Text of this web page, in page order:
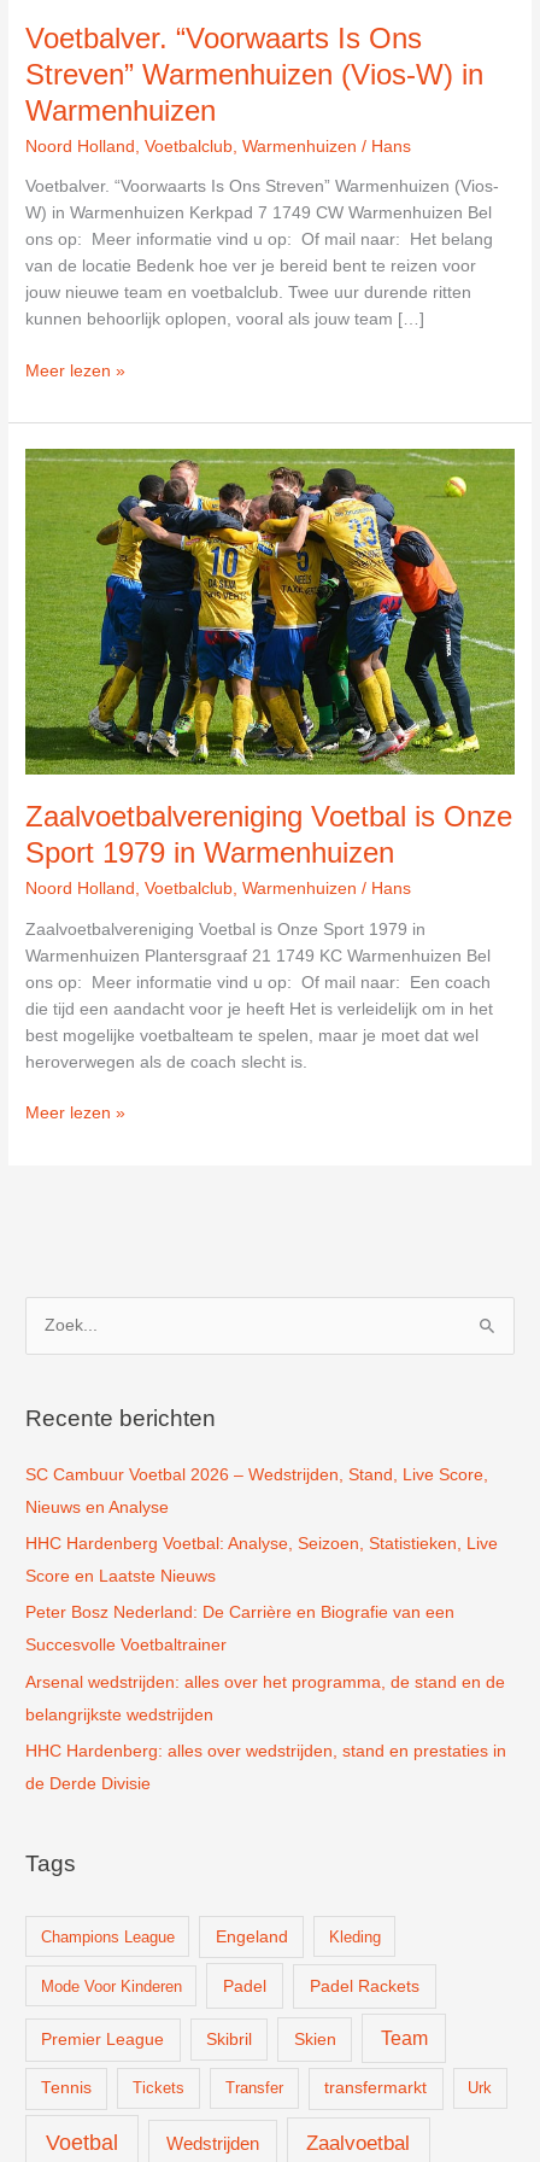
Voetbalver. “Voorwaarts Is Ons
Streven” Warmenhuizen (Vios-W) in
Warmenhuizen
Noord Holland ,Voetbalclub ,Warmenhuizen / Hans
Voetbalver. “Voorwaarts Is Ons Streven” Warmenhuizen (Vios-
W) in Warmenhuizen Kerkpad 7 1749 CW Warmenhuizen Bel
ons op: Meer informatie vind u op: Of mail naar: Het belang
van de locatie Bedenk hoe ver je bereid bent te reizen voor
jouw nieuwe team en voetbalclub. Twee uur durende ritten
kunnen behoorlijk oplopen, vooral als jouw team […]
Voetbalver.
Is
Ons
Streven”
Warmenhuizen
(Vios-
W)
in
Warmenhuizen
Meer lezen »
Zaalvoetbalvereniging Voetbal is Onze
Sport 1979 in Warmenhuizen
Noord Holland ,Voetbalclub,Warmenhuizen / Hans
Zaalvoetbalvereniging Voetbal is Onze Sport 1979 in
Warmenhuizen Plantersgraaf 21 1749 KC Warmenhuizen Bel
ons op: Meer informatie vind u op: Of mail naar: Een coach
die tijd een aandacht voor je heeft Het is verleidelijk om in het
best mogelijke voetbalteam te spelen, maar je moet dat wel
heroverwegen als de coach slecht is.
Zaalvoetbalvereniging
Warmenhuizen
Meer lezen »
k
a
a
r
:
Recente berichten
SC Cambuur Voetbal 2026 – Wedstrijden, Stand, Live Score,
Nieuws en Analyse
HHC Hardenberg Voetbal: Analyse, Seizoen, Statistieken, Live
Score en Laatste Nieuws
Peter Bosz Nederland: De Carrière en Biografie van een
Succesvolle Voetbaltrainer
Arsenal wedstrijden: alles over het programma, de stand en de
belangrijkste wedstrijden
HHC Hardenberg: alles over wedstrijden, stand en prestaties in
de Derde Divisie
Tags
Champions League Engeland Kleding
Mode Voor Kinderen Padel Padel Rackets
Premier League Skibril Skien Team
Tennis Tickets Transfer transfermarkt Urk
Voetbal Wedstrijden Zaalvoetbal